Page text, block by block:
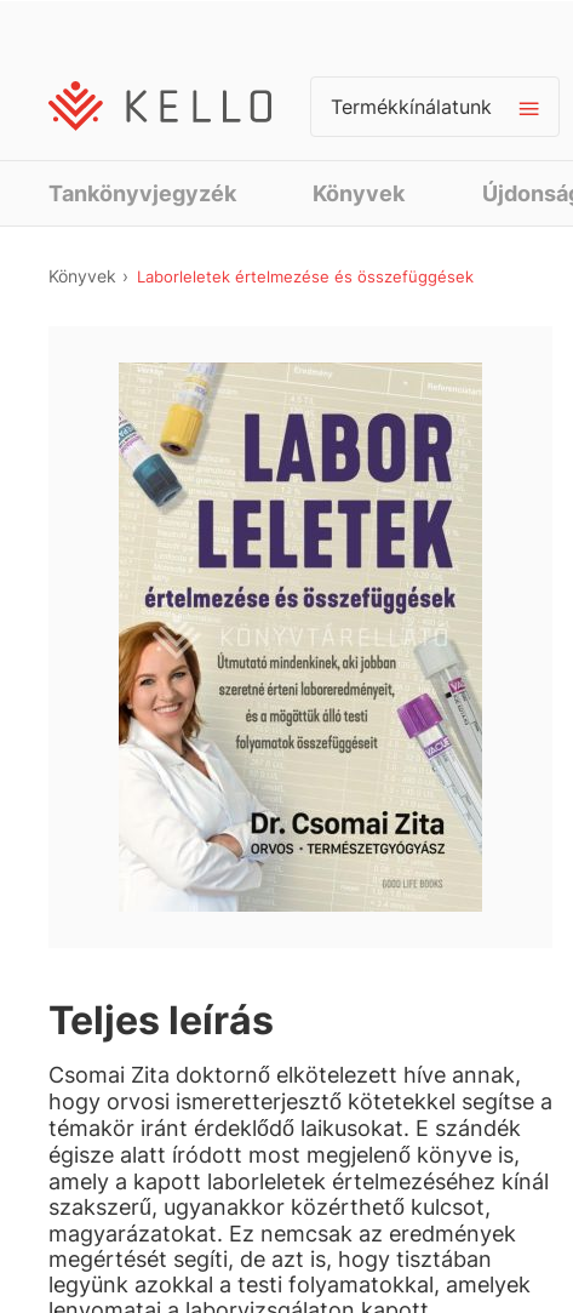
Termékkínálatunk
Tankönyvjegyzék Könyvek
Könyvek Laborleletek értelmezése és összefüggések
Teljes leírás
Csomai Zita doktornő elkötelezett híve annak,
hogy orvosi ismeretterjesztő kötetekkel segítse a
témakör iránt érdeklődő laikusokat. E szándék
égisze alatt íródott most megjelenő könyve is,
amely a kapott laborleletek értelmezéséhez kínál
szakszerű, ugyanakkor közérthető kulcsot,
magyarázatokat. Ez nemcsak az eredmények
megértését segíti, de azt is, hogy tisztában
legyünk azokkal a testi folyamatokkal, amelyek